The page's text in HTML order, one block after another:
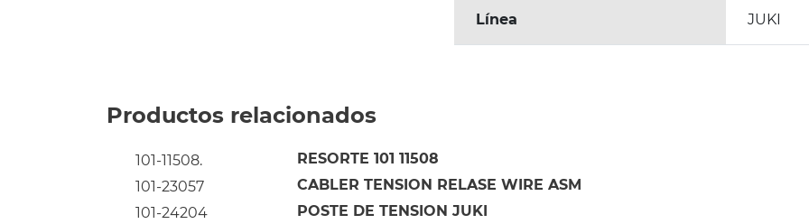
Línea JUKI
Productos relacionados
101-11508. RESORTE 101 11508
101-23057
CABLER TENSION RELASE WIRE ASM
101-24204
POSTE DE TENSION JUKI